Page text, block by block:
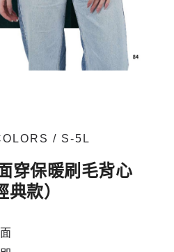
/ S-5L
穿保暖刷毛背心
典款）